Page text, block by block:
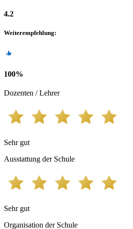
4.2
Weiterempfehlung:
100%
Dozenten / Lehrer
Sehr gut
Ausstattung der Schule
Sehr gut
Organisation der Schule